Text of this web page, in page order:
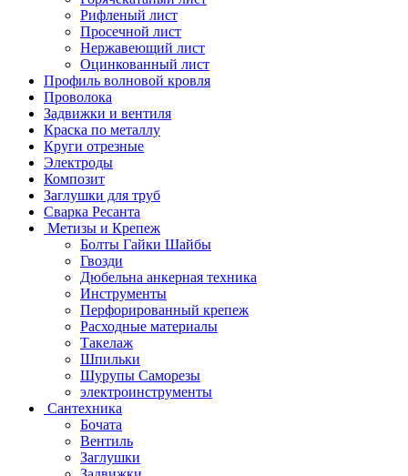
Рифленый лист
Просечной лист
Нержавеющий лист
Оцинкованный лист
Профиль волновой кровля
Проволока
Задвижки и вентиля
Краска по металлу
Круги отрезные
Электроды
Композит
Заглушки для труб
Сварка Ресанта
Метизы и Крепеж
Болты Гайки Шайбы
Гвозди
Дюбельна анкерная техника
Инструменты
Перфорированный крепеж
Расходные материалы
Такелаж
Шпильки
Шурупы Саморезы
электроинструменты
Сантехника
Бочата
Вентиль
Заглушки